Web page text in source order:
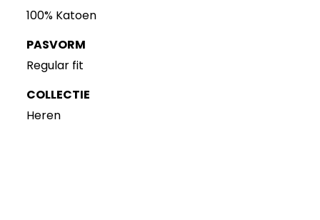
100% Katoen
PASVORM
Regular fit
COLLECTIE
Heren